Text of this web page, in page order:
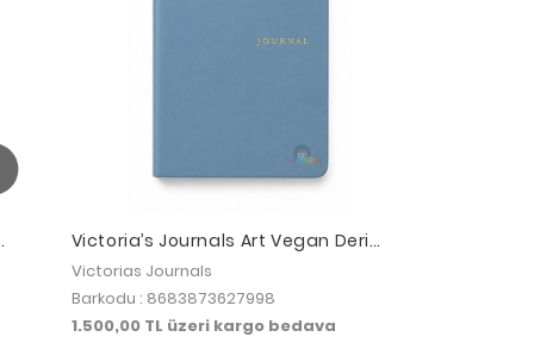
Victoria’s Journals Art Vegan Deri
Defter 100 gr 120 Yaprak - Düz Açık
Mavi
Victorias Journals
Barkodu : 8683873627998
1.500,00 TL üzeri kargo bedava